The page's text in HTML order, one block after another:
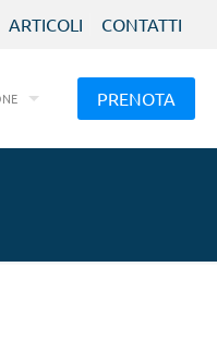
ARTICOLI CONTATTI
PRENOTA